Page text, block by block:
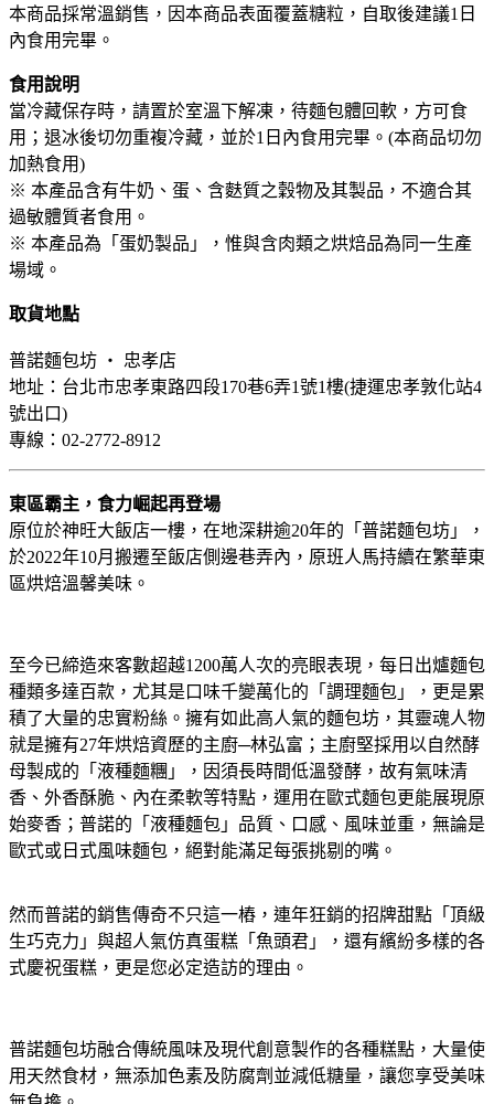
本商品採常溫銷售，因本商品表面覆蓋糖粒，自取後建議1日
內食用完畢。
食用說明
當冷藏保存時，請置於室溫下解凍，待麵包體回軟，方可食
用；退冰後切勿重複冷藏，並於1日內食用完畢。(本商品切勿
加熱食用)
※ 本產品含有牛奶、蛋、含麩質之穀物及其製品，不適合其
過敏體質者食用。
※ 本產品為「蛋奶製品」，惟與含肉類之烘焙品為同一生產
場域。
取貨地點
普諾麵包坊 ‧ 忠孝店
地址：台北市忠孝東路四段170巷6弄1號1樓(捷運忠孝敦化站4
號出口)
專線：02-2772-8912
東區霸主，食力崛起再登場
原位於神旺大飯店一樓，在地深耕逾20年的「普諾麵包坊」，
於2022年10月搬遷至飯店側邊巷弄內，原班人馬持續在繁華東
區烘焙溫馨美味。
至今已締造來客數超越1200萬人次的亮眼表現，每日出爐麵包
種類多達百款，尤其是口味千變萬化的「調理麵包」，更是累
積了大量的忠實粉絲。擁有如此高人氣的麵包坊，其靈魂人物
就是擁有27年烘焙資歷的主廚─林弘富；主廚堅採用以自然酵
母製成的「液種麵糰」，因須長時間低溫發酵，故有氣味清
香、外香酥脆、內在柔軟等特點，運用在歐式麵包更能展現原
始麥香；普諾的「液種麵包」品質、口感、風味並重，無論是
歐式或日式風味麵包，絕對能滿足每張挑剔的嘴。
然而普諾的銷售傳奇不只這一樁，連年狂銷的招牌甜點「頂級
生巧克力」與超人氣仿真蛋糕「魚頭君」，還有繽紛多樣的各
式慶祝蛋糕，更是您必定造訪的理由。
普諾麵包坊融合傳統風味及現代創意製作的各種糕點，大量使
用天然食材，無添加色素及防腐劑並減低糖量，讓您享受美味